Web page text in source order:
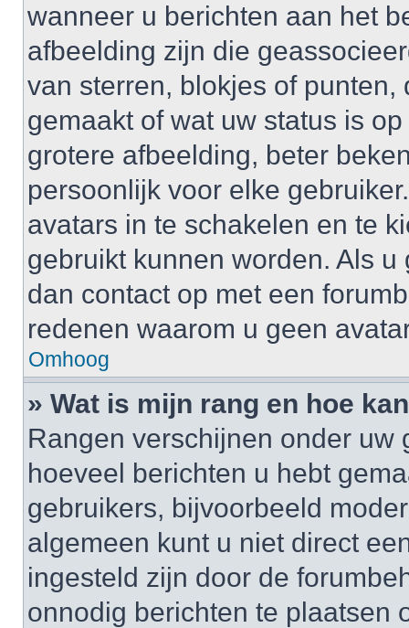
wanneer u berichten aan het
afbeelding zijn die
van sterren, blokjes of
gemaakt of wat uw status is
grotere afbeelding, beter
persoonlijk voor elke
avatars in te schakelen en te
gebruikt kunnen worden. Als
dan contact op met een
redenen waarom u geen
Omhoog
» Wat is mijn rang en hoe
Rangen verschijnen onder uw
hoeveel berichten u hebt
gebruikers, bijvoorbeeld
algemeen kunt u niet direct
ingesteld zijn door de
onnodig berichten te plaatsen